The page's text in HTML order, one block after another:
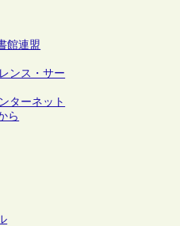
館連盟
ンス・サー
ターネット
ら